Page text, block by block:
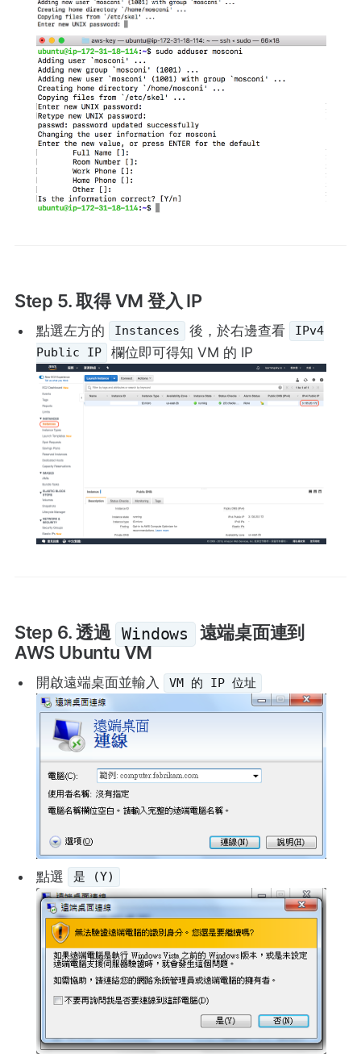
Step 5. 取得 VM 登入 IP
點選左方的 Instances 後，於右邊查看
IPv4
Public IP
欄位即可得知 VM 的 IP
Step 6. 透過 Windows
遠端桌面連到
AWS Ubuntu VM
開啟遠端桌面並輸入 VM 的 IP 位址
點選 是 (Y)